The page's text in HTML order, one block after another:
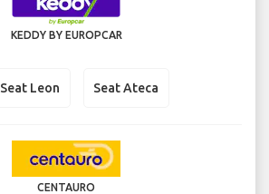
KEDDY BY EUROPCAR
Seat Leon Seat Ateca
CENTAURO